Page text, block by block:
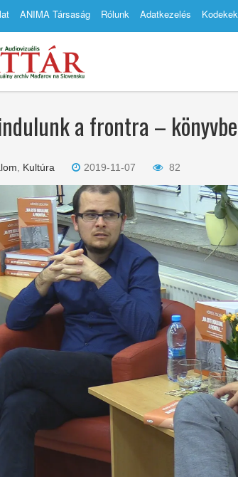
ANIMA Társaság Rólunk Adatkezelés Kodekek
a frontra –
Kultúra 2019-11-07 82